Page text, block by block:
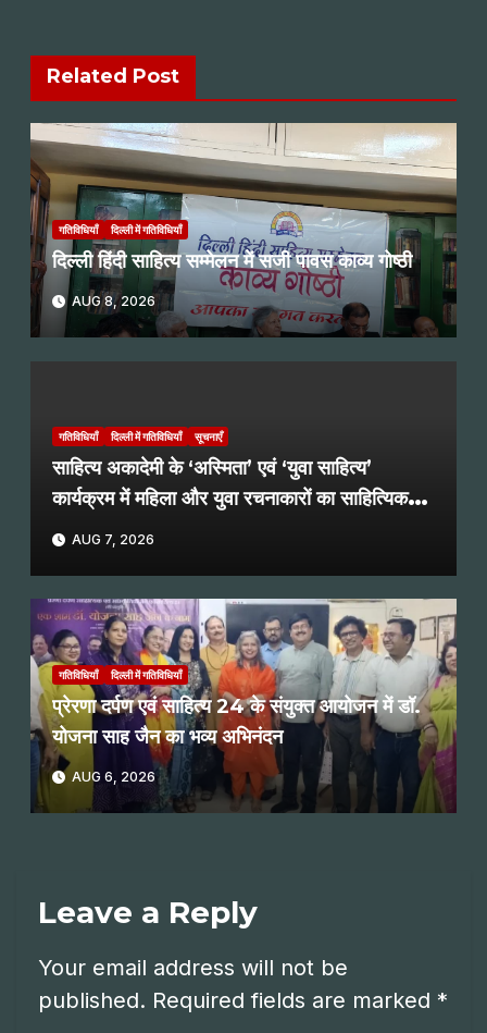
Related Post
गतिविधियाँ दिल्ली में गतिविधियाँ
दिल्ली हिंदी साहित्य सम्मेलन में सजी पावस काव्य गोष्ठी
AUG 8, 2026
गतिविधियाँ दिल्ली में गतिविधियाँ सूचनाएँ
साहित्य अकादेमी के ‘अस्मिता’ एवं ‘युवा साहित्य’
कार्यक्रम में महिला और युवा रचनाकारों का साहित्यिक
पाठAUG 7, 2026
गतिविधियाँ दिल्ली में गतिविधियाँ
प्रेरणा दर्पण एवं साहित्य 24 के संयुक्त आयोजन में डॉ.
योजना साह जैन का भव्य अभिनंदन
AUG 6, 2026
Leave a Reply
Your email address will not be
published. Required fields are marked *